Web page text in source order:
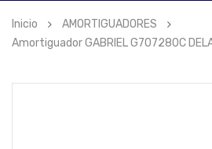
Inicio
AMORTIGUADORES
Amortiguador GABRIEL G707280C